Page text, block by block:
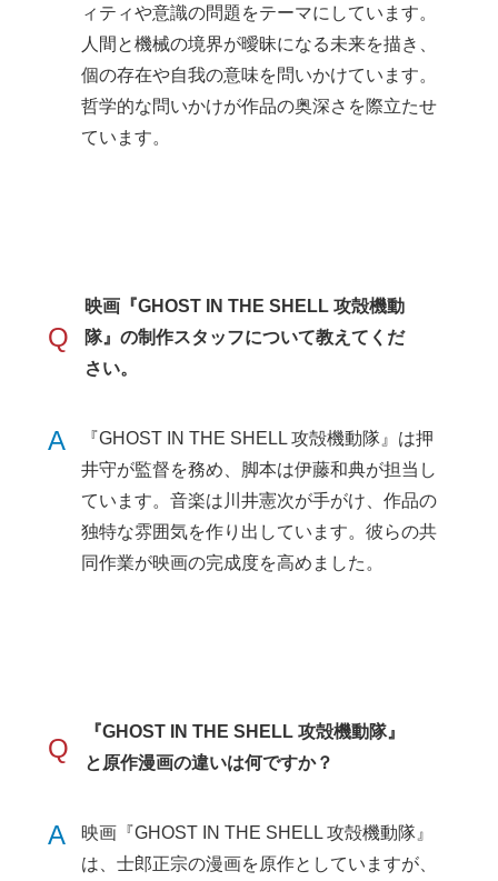
ィティや意識の問題をテーマにしています。
人間と機械の境界が曖昧になる未来を描き、
個の存在や自我の意味を問いかけています。
哲学的な問いかけが作品の奥深さを際立たせ
ています。
Q
映画『GHOST IN THE SHELL 攻殻機動
隊』の制作スタッフについて教えてくだ
さい。
A
『GHOST IN THE SHELL 攻殻機動隊』は押
井守が監督を務め、脚本は伊藤和典が担当し
ています。音楽は川井憲次が手がけ、作品の
独特な雰囲気を作り出しています。彼らの共
同作業が映画の完成度を高めました。
Q
『GHOST IN THE SHELL 攻殻機動隊』
と原作漫画の違いは何ですか？
A
映画『GHOST IN THE SHELL 攻殻機動隊』
は、士郎正宗の漫画を原作としていますが、